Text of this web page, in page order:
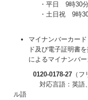
・平日 9時30分か
・土日祝 9時30分か
マイナンバーカー
ド及び電子証明書
によるマイナンバ
0120-0178-27（フ
対応言語：英語、中
ル語